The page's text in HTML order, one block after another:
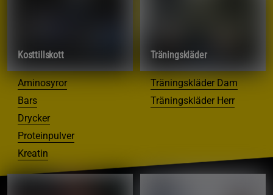
Kosttillskott
Aminosyror
Bars
Drycker
Proteinpulver
Kreatin
Träningskläder
Träningskläder Dam
Träningskläder Herr